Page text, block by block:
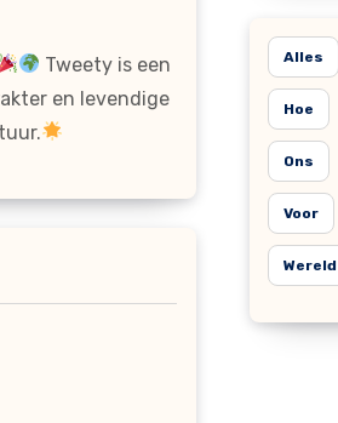
Tweety is een
en levendige
Alles
Hoe
Ons
Voor
Wereld